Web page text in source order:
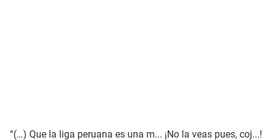
“(…) Que la liga peruana es una m... ¡No la veas pues, coj...!